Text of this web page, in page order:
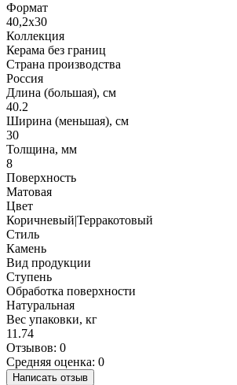
Формат
40,2x30
Коллекция
Керама без границ
Страна производства
Россия
Длина (большая), см
40.2
Ширина (меньшая), см
30
Толщина, мм
8
Поверхность
Матовая
Цвет
Коричневый|Терракотовый
Стиль
Камень
Вид продукции
Ступень
Обработка поверхности
Натуральная
Вес упаковки, кг
11.74
Отзывов: 0
Средняя оценка: 0
Написать отзыв